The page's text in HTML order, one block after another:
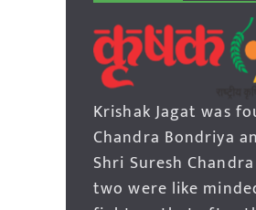
Krishak Jagat was
Chandra Bondriya
Shri Suresh
two were like